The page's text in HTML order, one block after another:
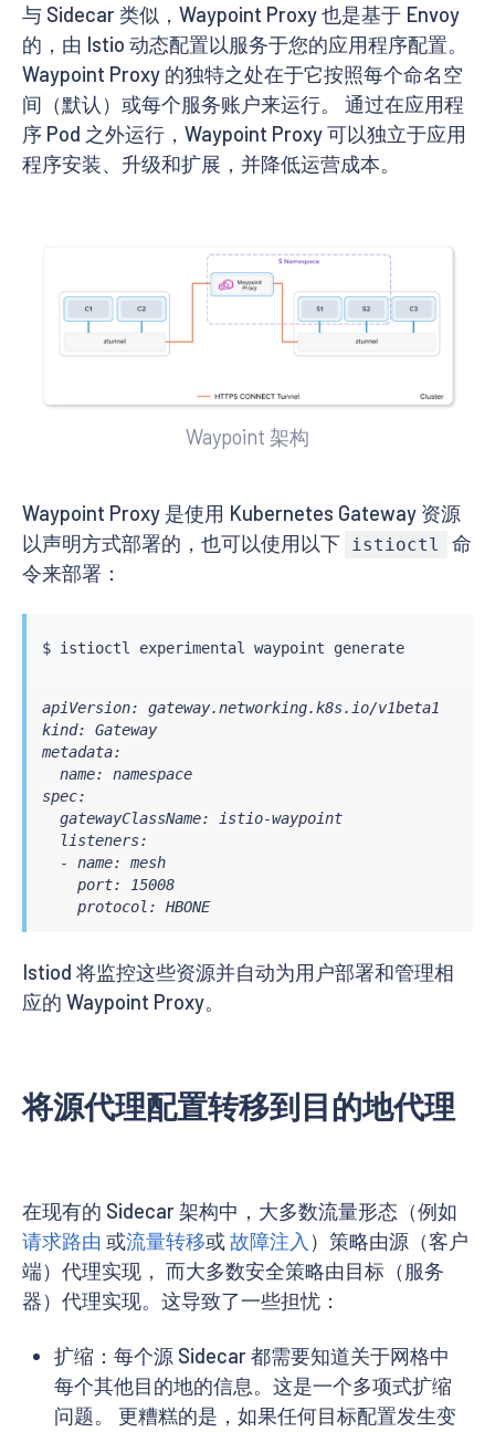
与 Sidecar 类似，Waypoint Proxy 也是基于 Envoy
的，由 Istio 动态配置以服务于您的应用程序配置。
Waypoint Proxy 的独特之处在于它按照每个命名空
间（默认）或每个服务账户来运行。 通过在应用程
序 Pod 之外运行，Waypoint Proxy 可以独立于应用
程序安装、升级和扩展，并降低运营成本。
Waypoint 架构
Waypoint Proxy 是使用 Kubernetes Gateway 资源
以声明方式部署的，也可以使用以下 istioctl
命
令来部署：
$ istioctl experimental waypoint generate
apiVersion: gateway.networking.k8s.io/v1beta1
kind: Gateway
metadata:
  name: namespace
spec:
  gatewayClassName: istio-waypoint
  listeners:
  - name: mesh
    port: 15008
    protocol: HBONE
Istiod 将监控这些资源并自动为用户部署和管理相
应的 Waypoint Proxy。
将源代理配置转移到目的地代理
在现有的 Sidecar 架构中，大多数流量形态（例如
请求路由 或流量转移或故障注入 ）策略由源（客户
端）代理实现， 而大多数安全策略由目标（服务
器）代理实现。这导致了一些担忧：
扩缩：每个源 Sidecar 都需要知道关于网格中
每个其他目的地的信息。这是一个多项式扩缩
问题。 更糟糕的是，如果任何目标配置发生变